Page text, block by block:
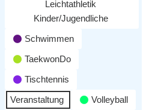
Leichtathletik
Kinder/Jugendliche
Schwimmen
TaekwonDo
Tischtennis
Veranstaltung
Volleyball